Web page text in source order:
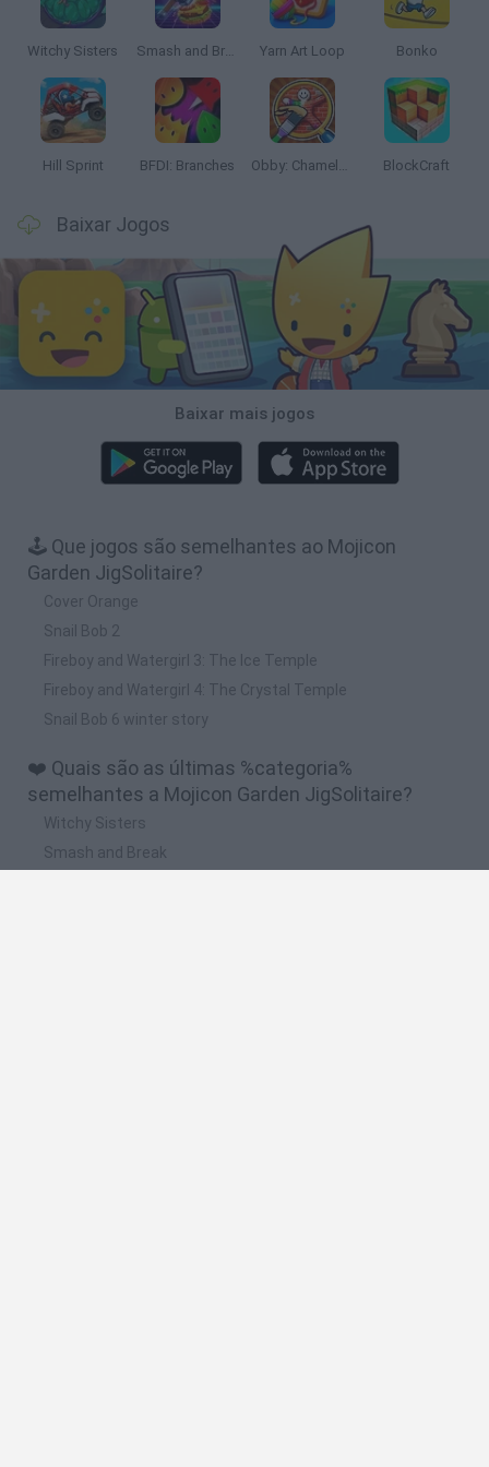
Witchy Sisters Smash and Break Yarn Art Loop Bonko
Hill Sprint BFDI: Branches Obby: Chameleon: Paint & Hide BlockCraft
Baixar Jogos
Baixar mais jogos
🕹️ Que jogos são semelhantes ao Mojicon
Garden JigSolitaire?
Cover Orange
Snail Bob 2
Fireboy and Watergirl 3: The Ice Temple
Fireboy and Watergirl 4: The Crystal Temple
Snail Bob 6 winter story
❤️ Quais são as últimas %categoria%
semelhantes a Mojicon Garden JigSolitaire?
Witchy Sisters
Smash and Break